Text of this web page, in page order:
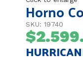
Horno
SKU: 19740
$